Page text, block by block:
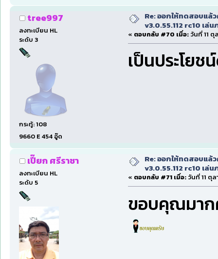
tree997
ลงทะเบียน HL
ระดับ 3
กระทู้: 108
9660 E 454 อู๊ด
Re: ออกให้ทดสอบแล้
v3.0.55.112 rc10 เล่
« ตอบกลับ #70 เมื่อ: วันที่ 11 ตุ
เป็นประโย
เปี๊ยก ศรีราชา
ลงทะเบียน HL
ระดับ 5
Re: ออกให้ทดสอบแล้
v3.0.55.112 rc10 เล่
« ตอบกลับ #71 เมื่อ: วันที่ 11 ตุ
ขอบคุณมาก